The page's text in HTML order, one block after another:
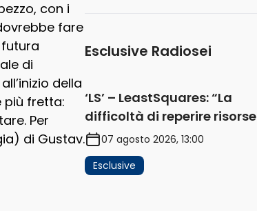
con i
fare
di
della
più fretta:
Per
di Gustav.
Esclusive Radiosei
‘LS’ – LeastSquares: “La
difficoltà di reperire risorse
impatta sul mercato. Senza
investimenti non arrivano i
ricavi” (AUDIO)
07 agosto 2026, 13:00
Esclusive